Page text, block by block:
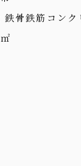
骨鉄筋コン